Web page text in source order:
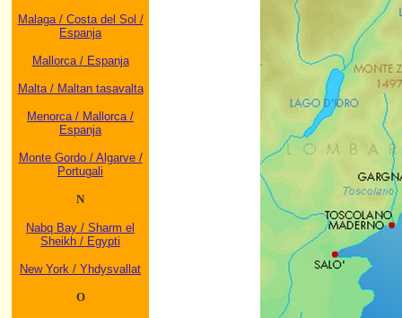
Malaga / Costa del Sol /
Espanja
Mallorca / Espanja
Malta / Maltan tasavalta
Menorca / Mallorca /
Espanja
Monte Gordo / Algarve /
Portugali
N
Nabq Bay / Sharm el
Sheikh / Egypti
New York / Yhdysvallat
O